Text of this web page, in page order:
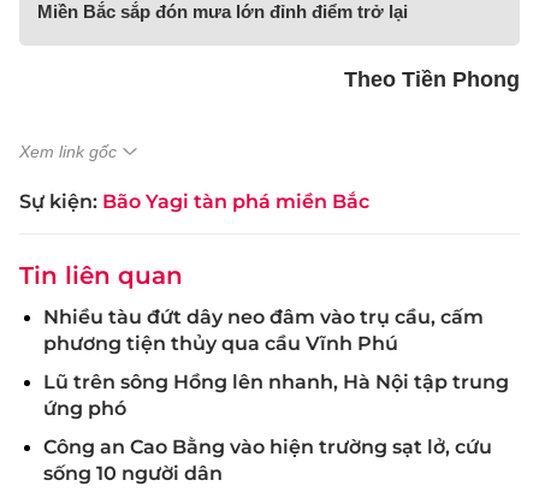
Sự kiện: Bão Yagi tàn phá miền Bắc
Miền Bắc sắp đón mưa lớn đỉnh điểm trở lại
Theo Tiền Phong
Xem link gốc
Tin liên quan
Nhiều tàu đứt dây neo đâm vào trụ cầu, cấm
phương tiện thủy qua cầu Vĩnh Phú
Lũ trên sông Hồng lên nhanh, Hà Nội tập trung
ứng phó
Công an Cao Bằng vào hiện trường sạt lở, cứu
sống 10 người dân